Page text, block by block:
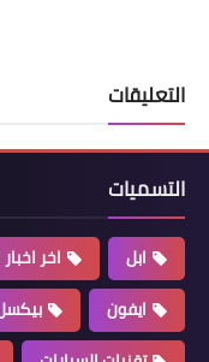
التعليقات
التسميات
ابل اخر
ايفون